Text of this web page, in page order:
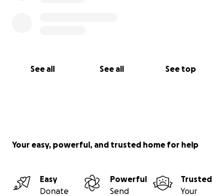
See all See all See top
Your easy, powerful, and trusted home for help
Easy
Donate
Powerful
Send
Trusted
Your